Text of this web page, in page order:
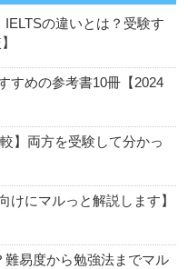
の違いとは？受験す
すめの参考書10冊【2024
】両方を受験して分かっ
けにマルっと解説します】
難易度から勉強法までマル